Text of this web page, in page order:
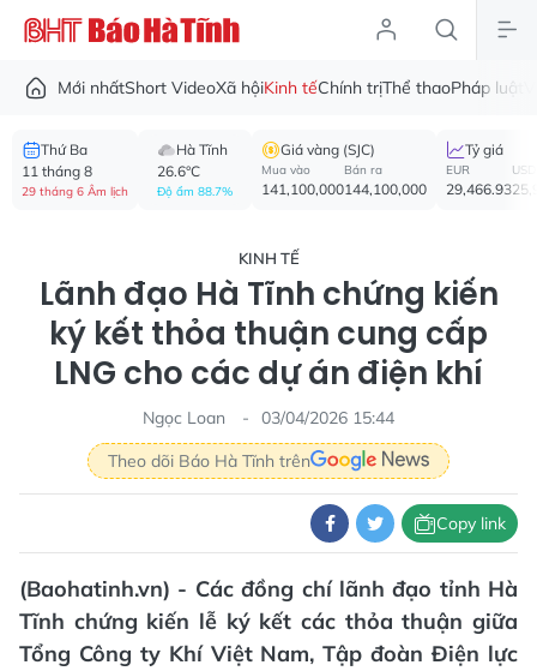
Mới nhấtShort VideoXã hộiKinh tếChính trịThể thaoPháp luật
Thứ Ba
11 tháng 8
29 tháng 6 Âm lịch
Hà Tĩnh
26.6°C
Độ ẩm 88.7%
Giá vàng (SJC)
Mua vào
141,100,000
Bán ra
144,100,000
Tỷ giá
EUR
29,466.93
USD
KINH TẾ
Lãnh đạo Hà Tĩnh chứng kiến
ký kết thỏa thuận cung cấp
LNG cho các dự án điện khí
Ngọc Loan
03/04/2026 15:44
Theo dõi Báo Hà Tĩnh trên
Copy link
(Baohatinh.vn) - Các đồng chí lãnh đạo tỉnh Hà
Tĩnh chứng kiến lễ ký kết các thỏa thuận giữa
Tổng Công ty Khí Việt Nam, Tập đoàn Điện lực